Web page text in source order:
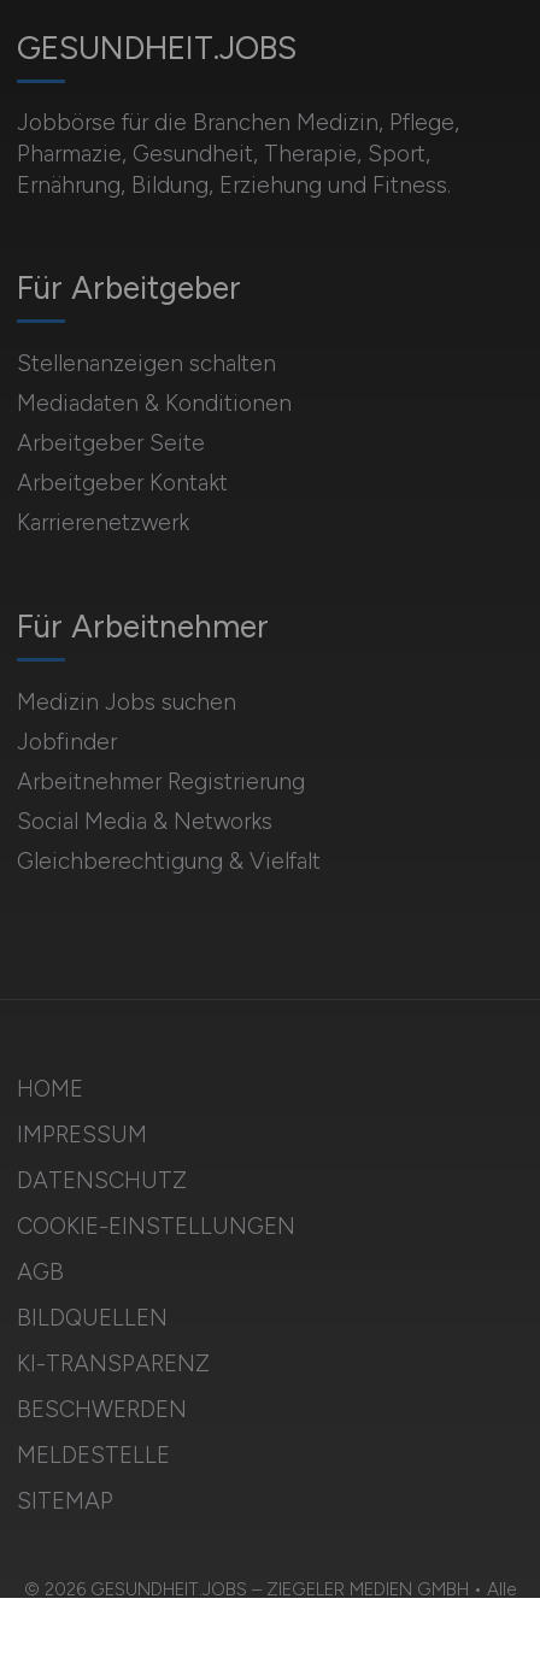
GESUNDHEIT.JOBS
Jobbörse für die Branchen Medizin, Pflege,
Pharmazie, Gesundheit, Therapie, Sport,
Ernährung, Bildung, Erziehung und Fitness.
Für Arbeitnehmer
Medizin Jobs suchen
Jobfinder
Arbeitnehmer Registrierung
Social Media & Networks
Gleichberechtigung & Vielfalt
Für Arbeitgeber
Stellenanzeigen schalten
Mediadaten & Konditionen
Arbeitgeber Seite
Arbeitgeber Kontakt
Karrierenetzwerk
HOME
IMPRESSUM
DATENSCHUTZ
COOKIE-EINSTELLUNGEN
AGB
BILDQUELLEN
KI-TRANSPARENZ
BESCHWERDEN
MELDESTELLE
SITEMAP
© 2026 GESUNDHEIT.JOBS – ZIEGELER MEDIEN GMBH • Alle